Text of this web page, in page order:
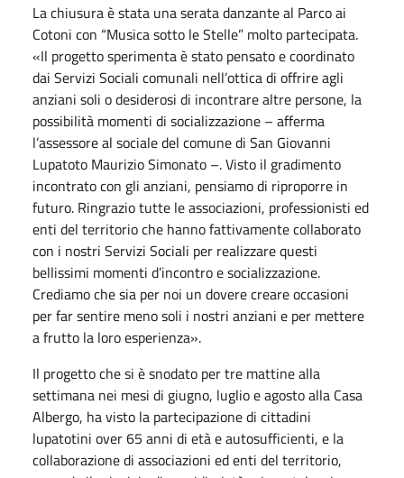
La chiusura è stata una serata danzante al Parco ai
Cotoni con “Musica sotto le Stelle” molto partecipata.
«Il progetto sperimenta è stato pensato e coordinato
dai Servizi Sociali comunali nell’ottica di offrire agli
anziani soli o desiderosi di incontrare altre persone, la
possibilità momenti di socializzazione – afferma
l’assessore al sociale del comune di San Giovanni
Lupatoto Maurizio Simonato –. Visto il gradimento
incontrato con gli anziani, pensiamo di riproporre in
futuro. Ringrazio tutte le associazioni, professionisti ed
enti del territorio che hanno fattivamente collaborato
con i nostri Servizi Sociali per realizzare questi
bellissimi momenti d’incontro e socializzazione.
Crediamo che sia per noi un dovere creare occasioni
per far sentire meno soli i nostri anziani e per mettere
a frutto la loro esperienza».
Il progetto che si è snodato per tre mattine alla
settimana nei mesi di giugno, luglio e agosto alla Casa
Albergo, ha visto la partecipazione di cittadini
lupatotini over 65 anni di età e autosufficienti, e la
collaborazione di associazioni ed enti del territorio,